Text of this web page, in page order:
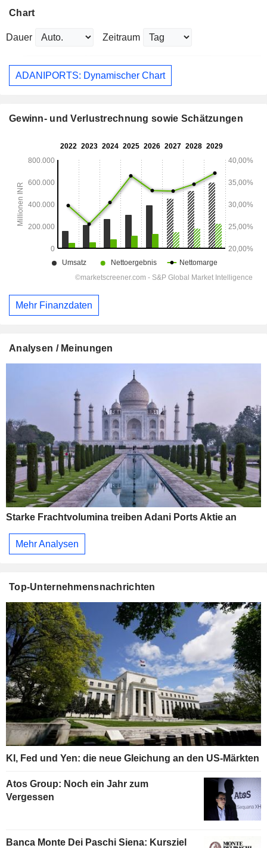
Chart
Dauer Zeitraum
ADANIPORTS: Dynamischer Chart
Gewinn- und Verlustrechnung sowie Schätzungen
Mehr Finanzdaten
Analysen / Meinungen
Starke Frachtvolumina treiben Adani Ports Aktie an
Mehr Analysen
Top-Unternehmensnachrichten
KI, Fed und Yen: die neue Gleichung an den US-Märkten
Atos Group: Noch ein Jahr zum
Vergessen
Banca Monte Dei Paschi Siena: Kursziel